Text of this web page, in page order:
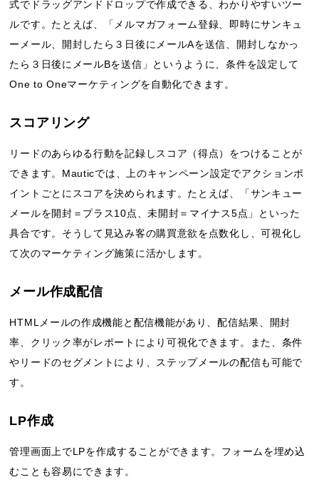
式でドラッグアンドドロップで作成できる、わかりやすいツー
ルです。たとえば、「メルマガフォーム登録、即時にサンキュ
ーメール、開封したら３日後にメールAを送信、開封しなかっ
たら３日後にメールBを送信」というように、条件を設定して
One to Oneマーケティングを自動化できます。
スコアリング
リードのあらゆる行動を記録しスコア（得点）をつけることが
できます。Mauticでは、上のキャンペーン設定でアクションポ
イントごとにスコアを決められます。たとえば、「サンキュー
メールを開封＝プラス10点、未開封＝マイナス5点」といった
具合です。そうして見込み客の購買意欲を点数化し、可視化し
て次のマーケティング施策に活かします。
メール作成配信
HTMLメールの作成機能と配信機能があり、配信結果、開封
率、クリック率がレポートにより可視化できます。また、条件
やリードのセグメントにより、ステップメールの配信も可能で
す。
LP作成
管理画面上でLPを作成することができます。フォームを埋め込
むことも容易にできます。